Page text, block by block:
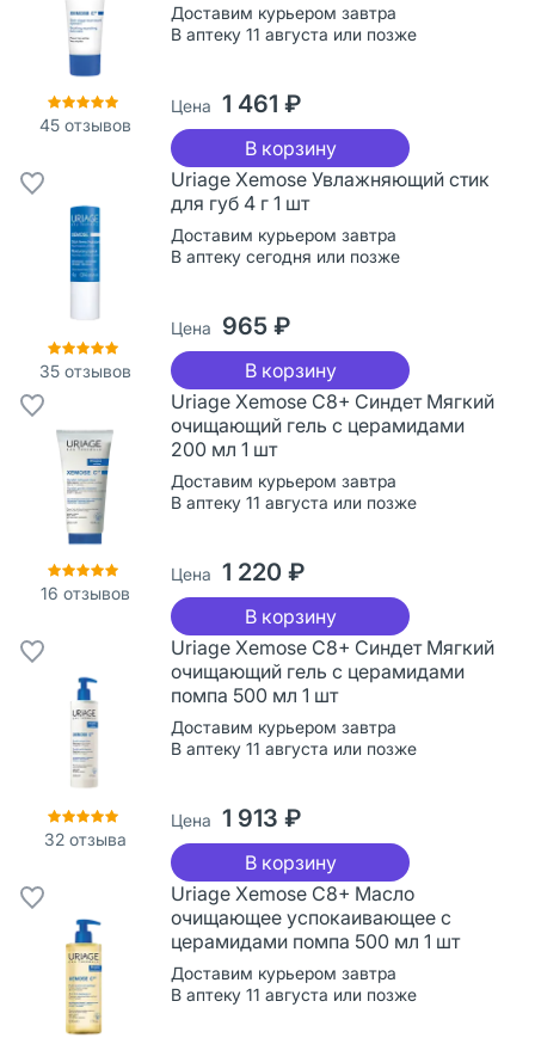
45отзывов
Доставим курьером завтра
В аптеку 11 августа или позже
Цена 1 461 ₽
В корзину
35отзывов
Uriage Xemose Увлажняющий стик
для губ 4 г 1 шт
Доставим курьером завтра
В аптеку сегодня или позже
Цена 965 ₽
В корзину
16 отзывов
Uriage Xemose С8+ Синдет Мягкий
очищающий гель с церамидами
200 мл 1 шт
Доставим курьером завтра
В аптеку 11 августа или позже
Цена 1 220 ₽
В корзину
32отзыва
Uriage Xemose С8+ Синдет Мягкий
очищающий гель с церамидами
помпа 500 мл 1 шт
Доставим курьером завтра
В аптеку 11 августа или позже
Цена 1 913 ₽
В корзину
Uriage Xemose C8+ Масло
очищающее успокаивающее с
церамидами помпа 500 мл 1 шт
Доставим курьером завтра
В аптеку 11 августа или позже